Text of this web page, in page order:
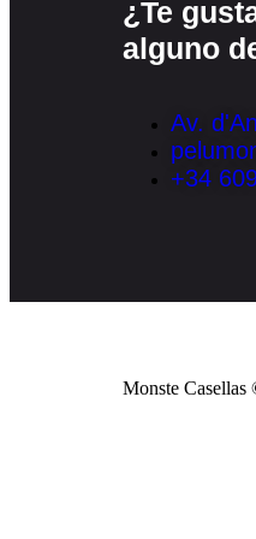
¿Te
alguno
Av.
+34
Monste Casellas